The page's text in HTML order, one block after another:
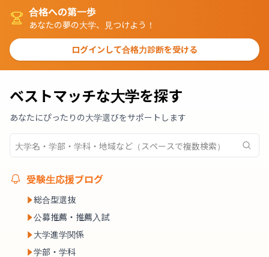
合格への第一歩
あなたの夢の大学、見つけよう！
ログインして合格力診断を受ける
ベストマッチな大学を探す
あなたにぴったりの大学選びをサポートします
受験生応援ブログ
総合型選抜
公募推薦・推薦入試
大学進学関係
学部・学科